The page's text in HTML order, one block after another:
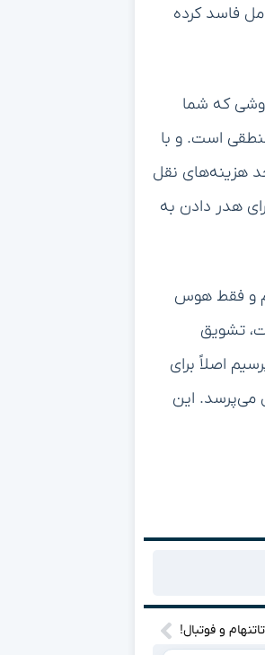
فاسد کرده
روشی که شما
است. و با
هزینه‌های نقل
هدر دادن به
و فقط هوس
دست آمده است، تشویق
اصلاً برای
می‌پرسد. این
و فوتبال!